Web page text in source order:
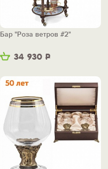
34 930 Р
Бар "Роза ветров #2"